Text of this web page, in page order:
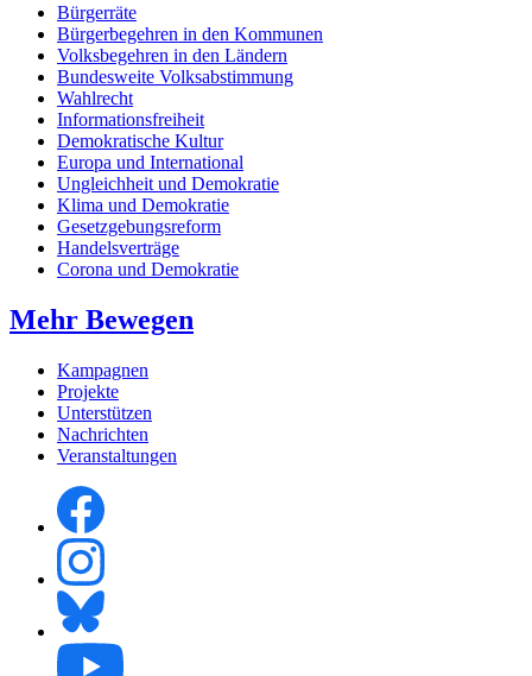
Bürgerräte
Bürgerbegehren in den Kommunen
Volksbegehren in den Ländern
Bundesweite Volksabstimmung
Wahlrecht
Informationsfreiheit
Demokratische Kultur
Europa und International
Ungleichheit und Demokratie
Klima und Demokratie
Gesetzgebungsreform
Handelsverträge
Corona und Demokratie
Mehr Bewegen
Kampagnen
Projekte
Unterstützen
Nachrichten
Veranstaltungen